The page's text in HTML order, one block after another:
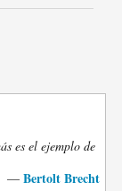
es el ejemplo de
— Bertolt Brecht